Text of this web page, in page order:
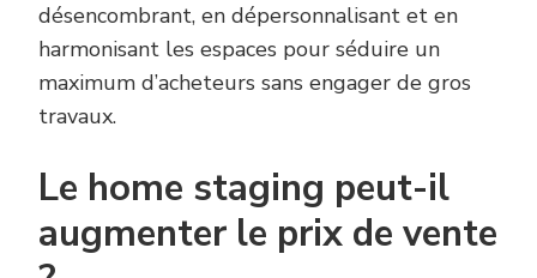
désencombrant, en dépersonnalisant et en
harmonisant les espaces pour séduire un
maximum d’acheteurs sans engager de gros
travaux.
Le home staging peut-il
augmenter le prix de vente